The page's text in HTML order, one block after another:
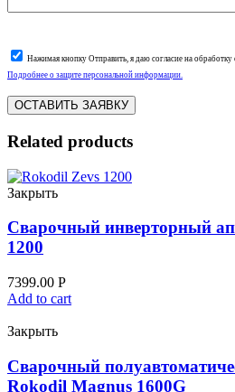
Нажимая кнопку Отправить, я даю согласие на
Подробнее о защите персональной информации.
Related products
Закрыть
Сварочный инверторный
1200
7399.00 Р
Add to cart
Закрыть
Сварочный
Rokodil Magnus 1600G